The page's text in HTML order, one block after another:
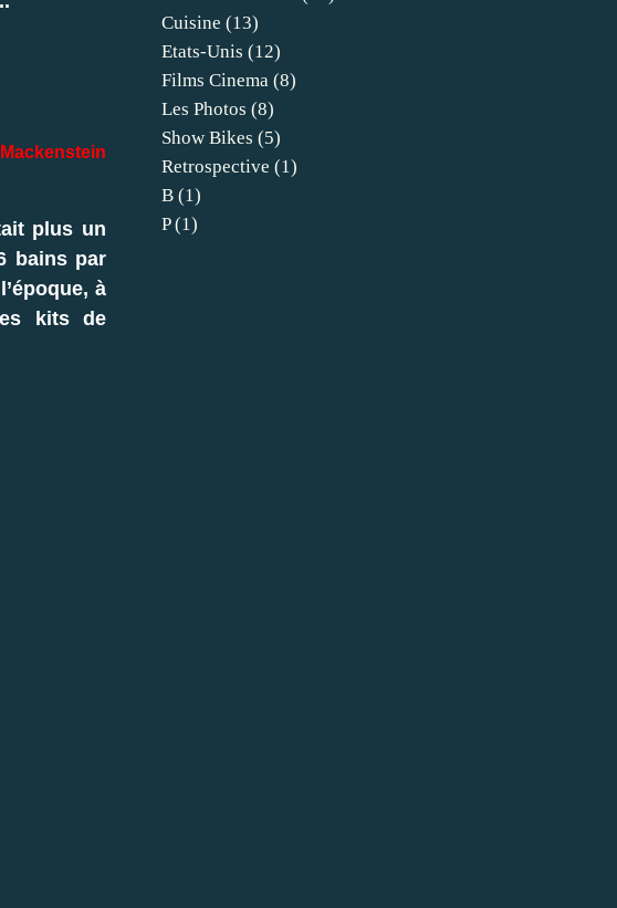
plus un
bains par
à
kits de
Cuisine (13)
Etats-Unis (12)
Films Cinema (8)
Les Photos (8)
Show Bikes (5)
Retrospective (1)
B (1)
P(1)